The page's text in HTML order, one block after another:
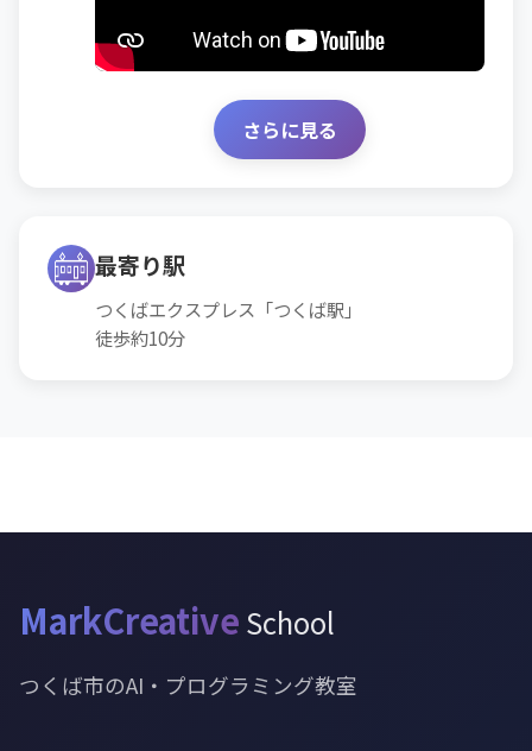
さらに見る
最寄り駅
つくばエクスプレス「つくば駅」
徒歩約10分
MarkCreative School
つくば市のAI・プログラミング教室